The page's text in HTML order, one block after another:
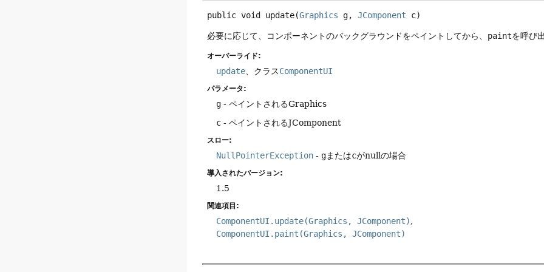
public void update(Graphics g, JComponent c)
必要に応じて、コンポーネントのバックグラウンドをペイントしてから、 paintを呼び
オーバーライド:
update 、クラスComponentUI
パラメータ:
g - ペイントされるGraphics
c - ペイントされるJComponent
スロー:
NullPointerException - gまたはcがnullの場合
導入されたバージョン:
1.5
関連項目:
ComponentUI.update(Graphics, JComponent)
ComponentUI.paint(Graphics, JComponent)